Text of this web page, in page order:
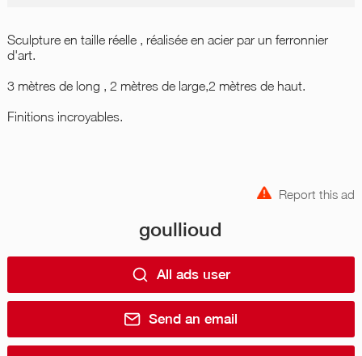
Sculpture en taille réelle , réalisée en acier par un ferronnier
d'art.
3 mètres de long , 2 mètres de large,2 mètres de haut.
Finitions incroyables.
Report this ad
goullioud
All ads user
Send an email